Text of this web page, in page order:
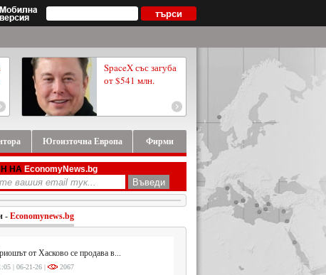
SpaceX със загуба
от $541 млн.
Югоизточна Европа Фирми
НА EconomyNews.bg
- Economynews.bg
от Хасково се продава в...
| 06-21-26 | 2067